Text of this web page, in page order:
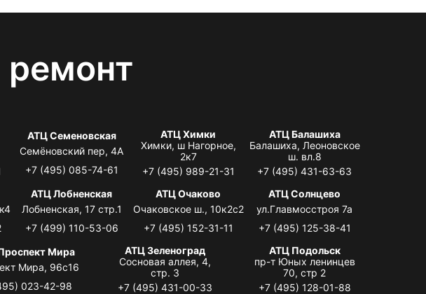
ремонт
АТЦ Семеновская
Семёновский пер, 4А
+7 (495) 085-74-61
АТЦ Химки
Химки, ш Нагорное,
2к7
+7 (495) 989-21-31
АТЦ Балашиха
Балашиха, Леоновское
ш. вл.8
+7 (495) 431-63-63
АТЦ Лобненская
Лобненская, 17 стр.1
+7 (499) 110-53-06
АТЦ Очаково
Очаковское ш., 10к2с2
+7 (495) 152-31-11
АТЦ Солнцево
ул.Главмосстроя 7а
+7 (495) 125-38-41
Мира
Мира, 96с16
023-42-98
АТЦ Зеленоград
Сосновая аллея, 4,
стр. 3
+7 (495) 431-00-33
АТЦ Подольск
пр-т Юных ленинцев
70, стр 2
+7 (495) 128-01-88